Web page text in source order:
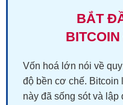
BẮT
Vốn hoá lớn nói về
độ bền cơ chế. Bitcoin
này đã sống sót và